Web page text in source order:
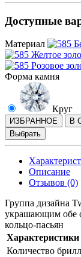
Доступные
Материал
Форма камня
Круг
ИЗБРАННОЕ
В
Выбрать
Описание
Отзывов (0)
Группа дизайна
украшающим обе
кольцо-пасьян
Характеристики
Количество